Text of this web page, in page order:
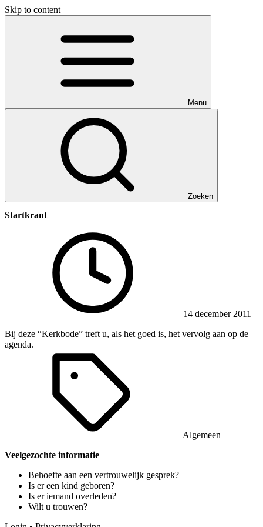
Skip to content
Menu
Zoeken
Startkrant
14 december 2011
Bij deze “Kerkbode” treft u, als het goed is, het vervolg aan op de
agenda.
Algemeen
Veelgezochte informatie
Behoefte aan een vertrouwelijk gesprek?
Is er een kind geboren?
Is er iemand overleden?
Wilt u trouwen?